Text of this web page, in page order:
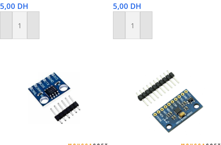
5,00 DH
Ajouter Au Panier
5,00 DH
Ajouter Au Panier